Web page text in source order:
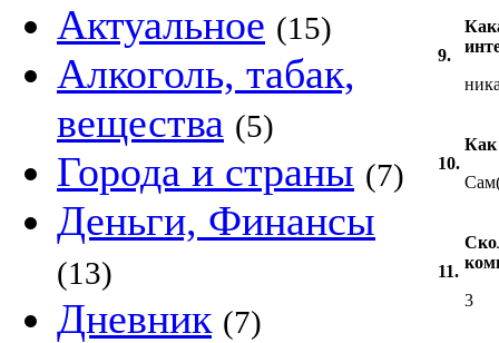
Актуальное (15)
Алкоголь, табак,
вещества (5)
Города и страны (7)
Деньги, Финансы
(13)
Дневник (7)
9.
10.
Как
11.
3